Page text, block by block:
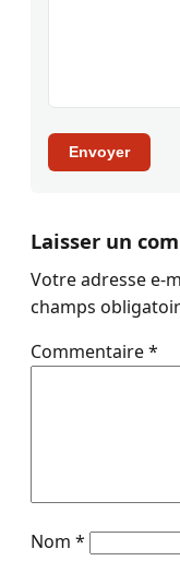
Envoyer
Laisser un
Votre adresse e-
champs
Commentaire*
Nom *